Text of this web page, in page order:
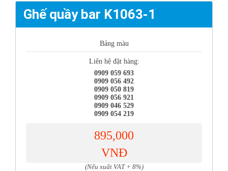
Ghế quầy bar K1063-1
Bảng màu
Liên hệ đặt hàng:
0909 059 693
0909 056 492
0909 050 819
0909 056 921
0909 046 529
0909 054 219
895,000
VNĐ
(Nếu xuất VAT + 8%)